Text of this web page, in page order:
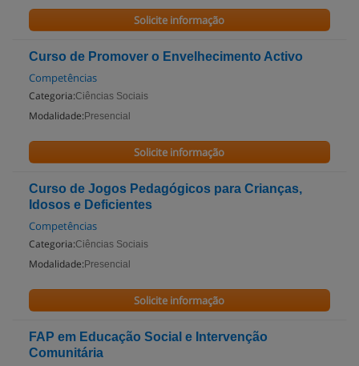
Solicite informação
Curso de Promover o Envelhecimento Activo
Competências
Categoria:Ciências Sociais
Modalidade: Presencial
Solicite informação
Curso de Jogos Pedagógicos para Crianças,
Idosos e Deficientes
Competências
Categoria:Ciências Sociais
Modalidade: Presencial
Solicite informação
FAP em Educação Social e Intervenção
Comunitária